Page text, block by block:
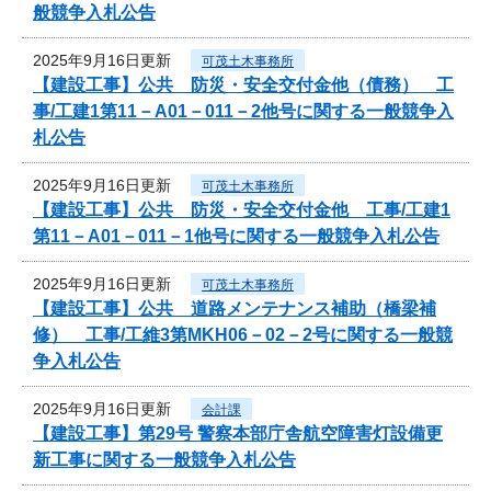
般競争入札公告
2025年9月16日更新 可茂土木事務所
【建設工事】公共 防災・安全交付金他（債務） 工
事/工建1第11－A01－011－2他号に関する一般競争入
札公告
2025年9月16日更新 可茂土木事務所
【建設工事】公共 防災・安全交付金他 工事/工建1
第11－A01－011－1他号に関する一般競争入札公告
2025年9月16日更新 可茂土木事務所
【建設工事】公共 道路メンテナンス補助（橋梁補
修） 工事/工維3第MKH06－02－2号に関する一般競
争入札公告
2025年9月16日更新 会計課
【建設工事】第29号 警察本部庁舎航空障害灯設備更
新工事に関する一般競争入札公告